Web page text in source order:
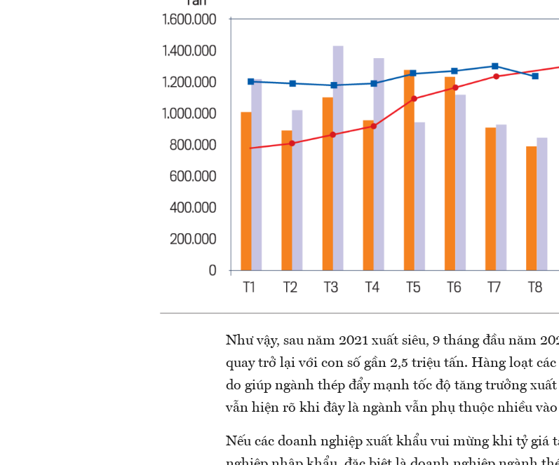
Như vậy, sau năm 2021 xuất siêu, 9 tháng đầu năm
quay trở lại với con số gần 2,5 triệu tấn. Hàng loạt
do giúp ngành thép đẩy mạnh tốc độ tăng trưởng
vẫn hiện rõ khi đây là ngành vẫn phụ thuộc nhiều
Nếu các doanh nghiệp xuất khẩu vui mừng khi tỷ giá